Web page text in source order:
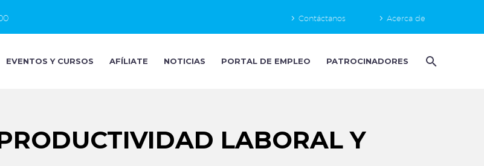
Contáctanos Acerca de
EVENTOS Y CURSOS AFÍLIATE NOTICIAS PORTAL DE EMPLEO PATROCINADORES
LABORAL Y